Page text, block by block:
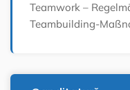
Teamwork –
Teambuilding-